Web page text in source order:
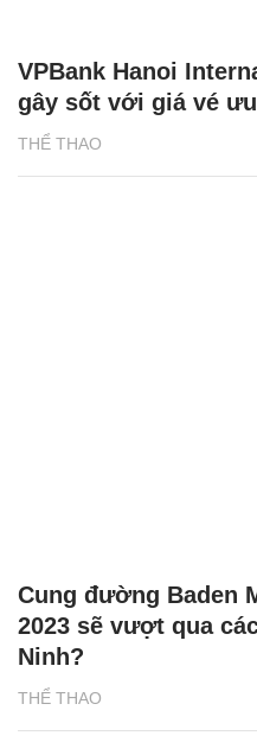
THỂ THAO
VPBank Hanoi
gây sốt với giá vé
THỂ THAO
Cung đường Baden
2023 sẽ vượt qua
Ninh?